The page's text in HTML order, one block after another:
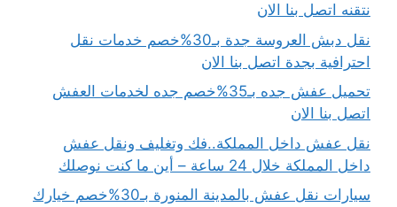
نتقنه اتصل بنا الان
نقل دبش العروسة جدة بـ30%خصم خدمات نقل
احترافية بجدة اتصل بنا الان
تحميل عفش جده بـ35%خصم جده لخدمات العفش
اتصل بنا الان
نقل عفش داخل المملكة..فك وتغليف ونقل عفش
داخل المملكة خلال 24 ساعة – أين ما كنت نوصلك
سيارات نقل عفش بالمدينة المنورة بـ30%خصم خيارك